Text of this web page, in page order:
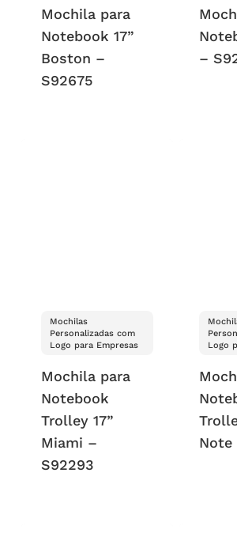
Mochila para
Notebook 17”
Boston –
S92675
–
Mochilas
Personalizadas com
Logo para Empresas
Mochila para
Notebook
Trolley 17”
Miami –
S92293
Logo
Note